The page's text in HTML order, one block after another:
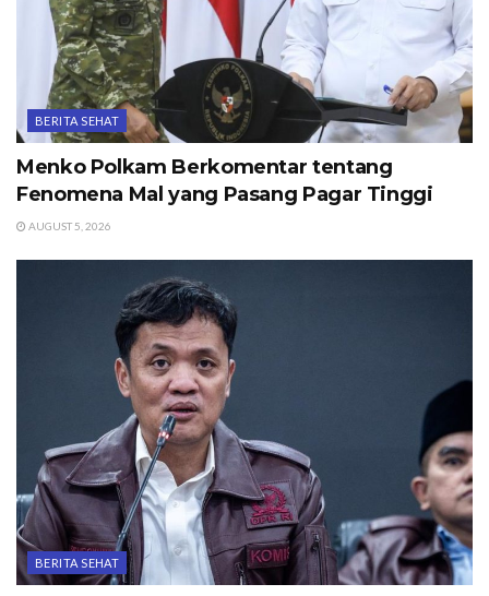
BERITA SEHAT
Menko Polkam Berkomentar tentang
Fenomena Mal yang Pasang Pagar Tinggi
AUGUST 5, 2026
BERITA SEHAT